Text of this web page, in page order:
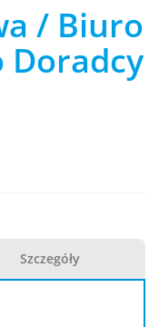
/ Biuro
Doradcy
Szczegóły